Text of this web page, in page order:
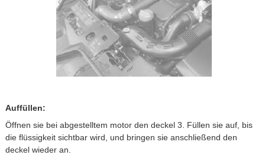
Auffüllen:
Öffnen sie bei abgestelltem motor den deckel 3. Füllen sie auf, bis
die flüssigkeit sichtbar wird, und bringen sie anschließend den
deckel wieder an.